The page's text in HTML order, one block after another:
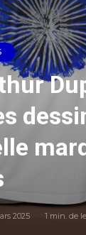
2025 1 min. de